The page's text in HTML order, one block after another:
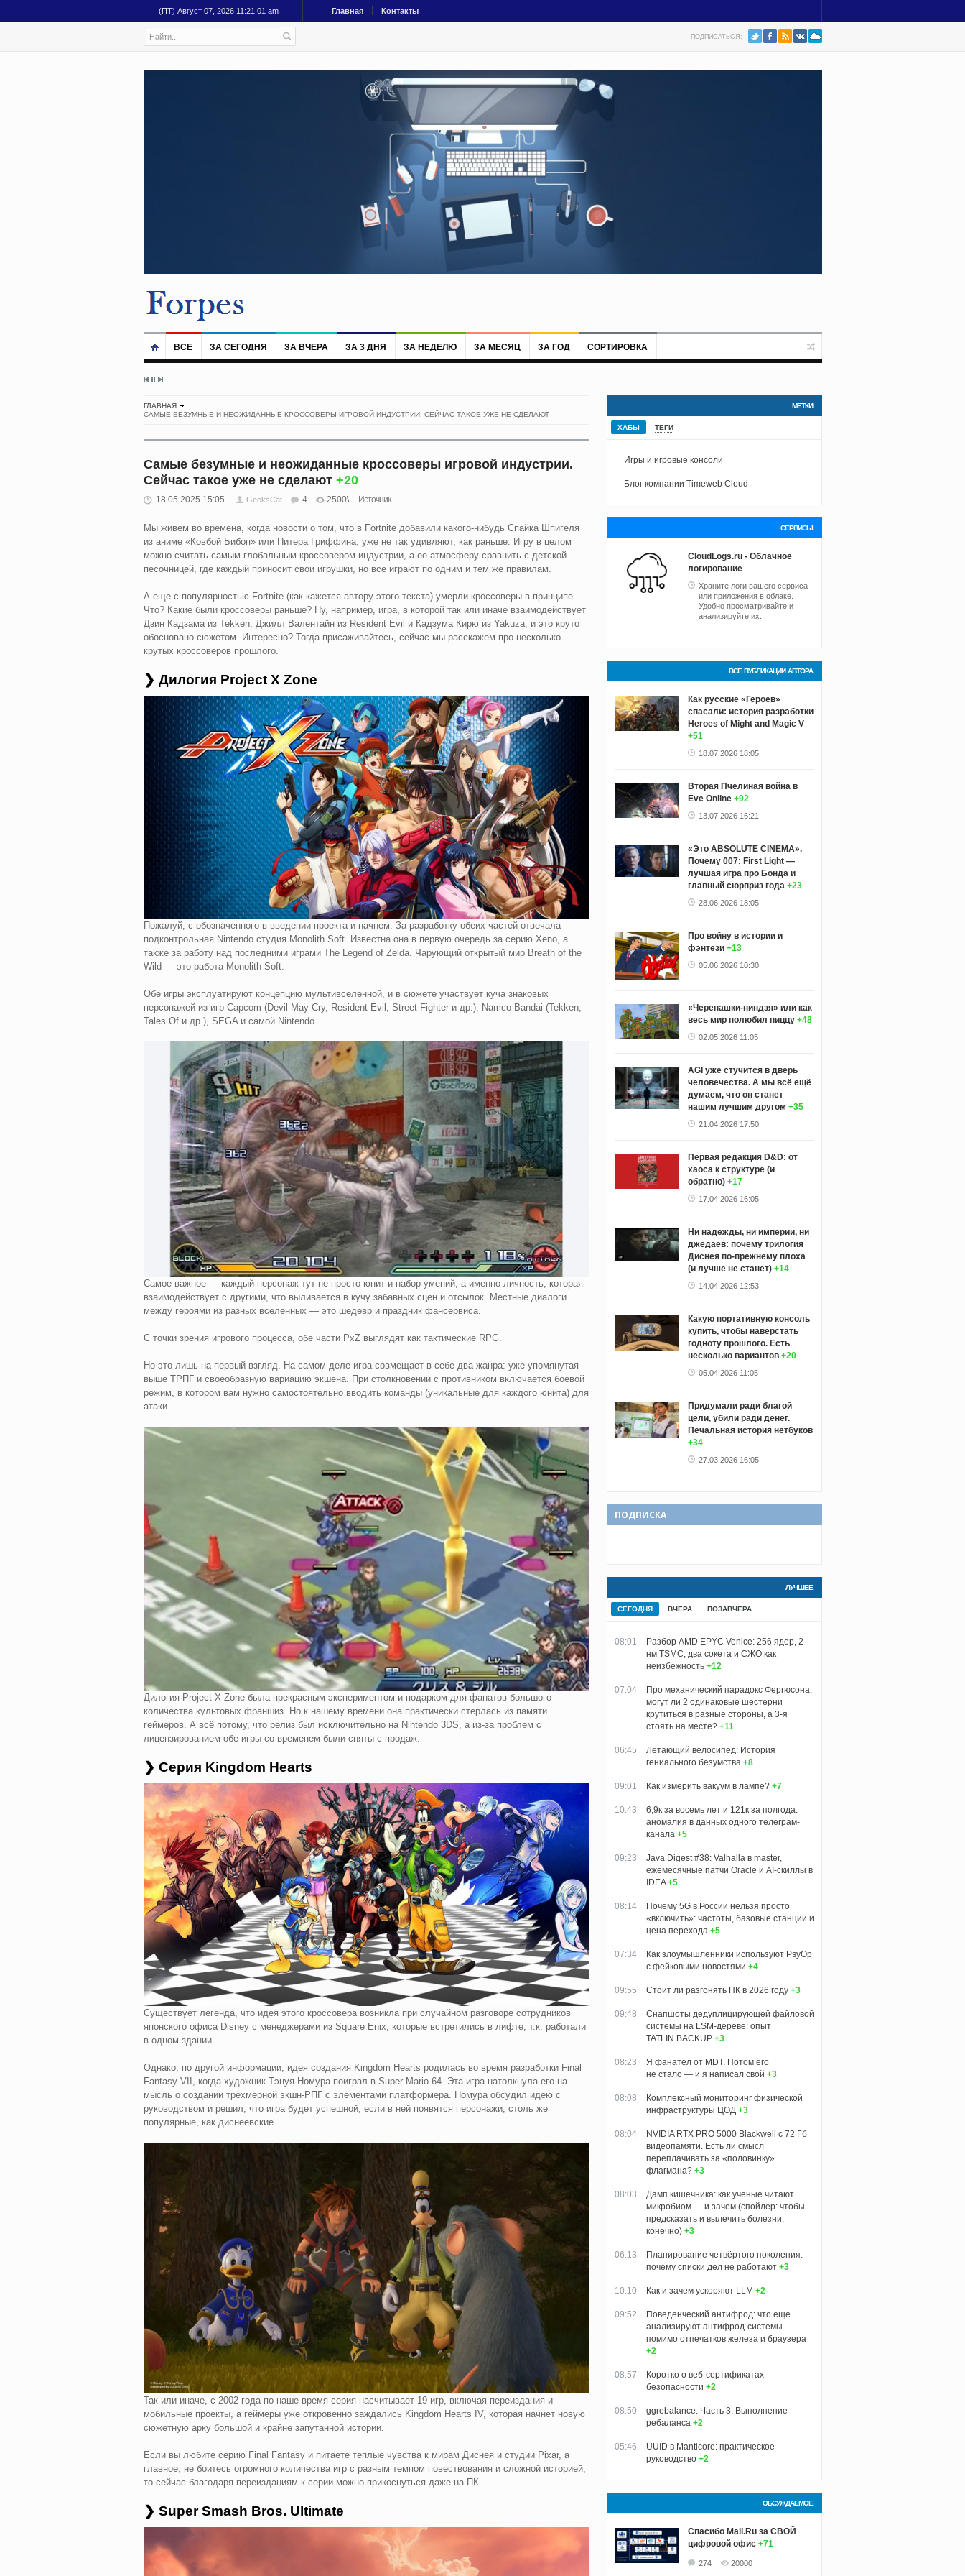
(ПТ) Август 07, 2026 11:21:03 am Главная Контакты
ПОДПИСАТЬСЯ:
ВСЕ ЗА СЕГОДНЯ ЗА ВЧЕРА ЗА 3 ДНЯ ЗА НЕДЕЛЮ ЗА МЕСЯЦ ЗА ГОД СОРТИРОВКА
ГЛАВНАЯ
САМЫЕ БЕЗУМНЫЕ И НЕОЖИДАННЫЕ КРОССОВЕРЫ ИГРОВОЙ ИНДУСТРИИ. СЕЙЧАС ТАКОЕ УЖЕ НЕ СДЕЛАЮТ
Самые безумные и неожиданные кроссоверы игровой индустрии.
Сейчас такое уже не сделают +20
18.05.2025 15:05 GeeksCat 4 2500 Источник
Мы живем во времена, когда новости о том, что в Fortnite добавили какого-нибудь Спайка Шпигеля
из аниме «Ковбой Бибоп» или Питера Гриффина, уже не так удивляют, как раньше. Игру в целом
можно считать самым глобальным кроссовером индустрии, а ее атмосферу сравнить с детской
песочницей, где каждый приносит свои игрушки, но все играют по одним и тем же правилам.
А еще с популярностью Fortnite (как кажется автору этого текста) умерли кроссоверы в принципе.
Что? Какие были кроссоверы раньше? Ну, например, игра, в которой так или иначе взаимодействует
Дзин Кадзама из Tekken, Джилл Валентайн из Resident Evil и Кадзума Кирю из Yakuza, и это круто
обосновано сюжетом. Интересно? Тогда присаживайтесь, сейчас мы расскажем про несколько
крутых кроссоверов прошлого.
❯ Дилогия Project X Zone
Пожалуй, с обозначенного в введении проекта и начнем. За разработку обеих частей отвечала
подконтрольная Nintendo студия Monolith Soft. Известна она в первую очередь за серию Xeno, а
также за работу над последними играми The Legend of Zelda. Чарующий открытый мир Breath of the
Wild — это работа Monolith Soft.
Обе игры эксплуатируют концепцию мультивселенной, и в сюжете участвует куча знаковых
персонажей из игр Capcom (Devil May Cry, Resident Evil, Street Fighter и др.), Namco Bandai (Tekken,
Tales Of и др.), SEGA и самой Nintendo.
Самое важное — каждый персонаж тут не просто юнит и набор умений, а именно личность, которая
взаимодействует с другими, что выливается в кучу забавных сцен и отсылок. Местные диалоги
между героями из разных вселенных — это шедевр и праздник фансервиса.
С точки зрения игрового процесса, обе части PxZ выглядят как тактические RPG.
Но это лишь на первый взгляд. На самом деле игра совмещает в себе два жанра: уже упомянутая
выше ТРПГ и своеобразную вариацию экшена. При столкновении с противником включается боевой
режим, в котором вам нужно самостоятельно вводить команды (уникальные для каждого юнита) для
атаки.
Дилогия Project X Zone была прекрасным экспериментом и подарком для фанатов большого
количества культовых франшиз. Но к нашему времени она практически стерлась из памяти
геймеров. А всё потому, что релиз был исключительно на Nintendo 3DS, а из-за проблем с
лицензированием обе игры со временем были сняты с продаж.
❯ Cерия Kingdom Hearts
Существует легенда, что идея этого кроссовера возникла при случайном разговоре сотрудников
японского офиса Disney с менеджерами из Square Enix, которые встретились в лифте, т.к. работали
в одном здании.
Однако, по другой информации, идея создания Kingdom Hearts родилась во время разработки Final
Fantasy VII, когда художник Тэцуя Номура поиграл в Super Mario 64. Эта игра натолкнула его на
мысль о создании трёхмерной экшн-РПГ с элементами платформера. Номура обсудил идею с
руководством и решил, что игра будет успешной, если в ней появятся персонажи, столь же
популярные, как диснеевские.
Так или иначе, с 2002 года по наше время серия насчитывает 19 игр, включая переиздания и
мобильные проекты, а геймеры уже откровенно заждались Kingdom Hearts IV, которая начнет новую
сюжетную арку большой и крайне запутанной истории.
Если вы любите серию Final Fantasy и питаете теплые чувства к мирам Диснея и студии Pixar, а
главное, не боитесь огромного количества игр с разным темпом повествования и сложной историей,
то сейчас благодаря переизданиям к серии можно прикоснуться даже на ПК.
❯ Super Smash Bros. Ultimate
МЕТКИ
ХАБЫ ТЕГИ
Игры и игровые консоли
Блог компании Timeweb Cloud
СЕРВИСЫ
CloudLogs.ru - Облачное
логирование
Храните логи вашего сервиса
или приложения в облаке.
Удобно просматривайте и
анализируйте их.
ВСЕ ПУБЛИКАЦИИ АВТОРА
Как русские «Героев»
спасали: история разработки
Heroes of Might and Magic V
+51
18.07.2026 18:05
Вторая Пчелиная война в
Eve Online +92
13.07.2026 16:21
«Это ABSOLUTE CINEMA».
Почему 007: First Light —
лучшая игра про Бонда и
главный сюрприз года +23
28.06.2026 18:05
Про войну в истории и
фэнтези +13
05.06.2026 10:30
«Черепашки-ниндзя» или как
весь мир полюбил пиццу +48
02.05.2026 11:05
AGI уже стучится в дверь
человечества. А мы всё ещё
думаем, что он станет
нашим лучшим другом +35
21.04.2026 17:50
Первая редакция D&D: от
хаоса к структуре (и
обратно) +17
17.04.2026 16:05
Ни надежды, ни империи, ни
джедаев: почему трилогия
Диснея по-прежнему плоха
(и лучше не станет) +14
14.04.2026 12:53
Какую портативную консоль
купить, чтобы наверстать
годноту прошлого. Есть
несколько вариантов +20
05.04.2026 11:05
Придумали ради благой
цели, убили ради денег.
Печальная история нетбуков
+34
27.03.2026 16:05
ПОДПИСКА
ЛУЧШЕЕ
СЕГОДНЯ ВЧЕРА ПОЗАВЧЕРА
08:01
Разбор AMD EPYC Venice: 256 ядер, 2-
нм TSMC, два сокета и СЖО как
неизбежность +12
07:04
Про механический парадокс Фергюсона:
могут ли 2 одинаковые шестерни
крутиться в разные стороны, а 3-я
стоять на месте? +11
06:45
Летающий велосипед: История
гениального безумства +8
09:01 Как измерить вакуум в лампе? +7
10:43
6,9к за восемь лет и 121к за полгода:
аномалия в данных одного телеграм-
канала +5
09:23
Java Digest #38: Valhalla в master,
ежемесячные патчи Oracle и AI-скиллы в
IDEA +5
08:14
Почему 5G в России нельзя просто
«включить»: частоты, базовые станции и
цена перехода +5
07:34
Как злоумышленники используют PsyOp
с фейковыми новостями +4
09:55 Стоит ли разгонять ПК в 2026 году +3
09:48
Снапшоты дедуплицирующей файловой
системы на LSM-дереве: опыт
TATLIN.BACKUP +3
08:23
Я фанател от MDT. Потом его
не стало — и я написал свой +3
08:08
Комплексный мониторинг физической
инфраструктуры ЦОД +3
08:04
NVIDIA RTX PRO 5000 Blackwell с 72 Гб
видеопамяти. Есть ли смысл
переплачивать за «половинку»
флагмана? +3
08:03
Дамп кишечника: как учёные читают
микробиом — и зачем (спойлер: чтобы
предсказать и вылечить болезни,
конечно) +3
06:13
Планирование четвёртого поколения:
почему списки дел не работают +3
10:10 Как и зачем ускоряют LLM +2
09:52
Поведенческий антифрод: что еще
анализируют антифрод-системы
помимо отпечатков железа и браузера
+2
08:57
Коротко о веб-сертификатах
безопасности +2
08:50
ggrebalance: Часть 3. Выполнение
ребаланса +2
05:46
UUID в Manticore: практическое
руководство +2
ОБСУЖДАЕМОЕ
Спасибо Mail.Ru за СВОЙ
цифровой офис +71
274 20000